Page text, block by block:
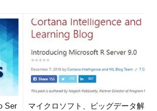
Ser
マイクロソフト、ビッグデータ解